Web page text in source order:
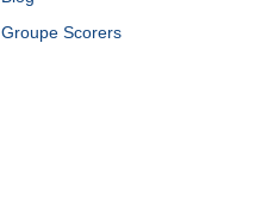
Groupe Scorers